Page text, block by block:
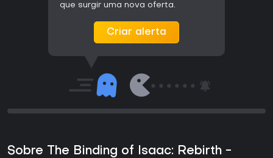
que surgir uma nova oferta.
Criar alerta
Sobre The Binding of Isaac: Rebirth -